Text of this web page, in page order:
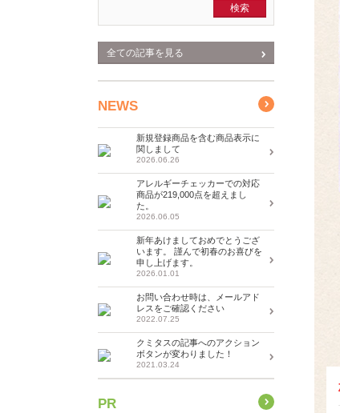
全ての記事を見る
NEWS
新規登録商品を含む商品表示に
関しまして
2026.06.26
アレルギーチェッカーでの対応
商品が219,000点を超えまし
た。
2026.06.05
新年あけましておめでとうござ
います。 謹んで初春のお喜びを
申し上げます。
2026.01.01
お問い合わせ時は、メールアド
レスをご確認ください
2022.07.25
クミタスの記事へのアクション
ボタンが変わりました！
2021.03.24
PR